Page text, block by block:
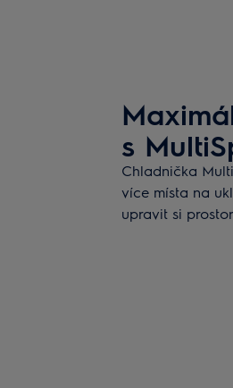
s
Chladnička
více místa na
upravit si